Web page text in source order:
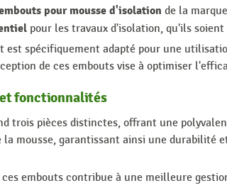
pour mousse d'isolation de la
pour les travaux d'isolation, qu'ils
est spécifiquement adapté pour une
de ces embouts vise à optimiser
fonctionnalités
trois pièces distinctes, offrant une
la mousse, garantissant ainsi une durabilité
embouts contribue à une meilleure